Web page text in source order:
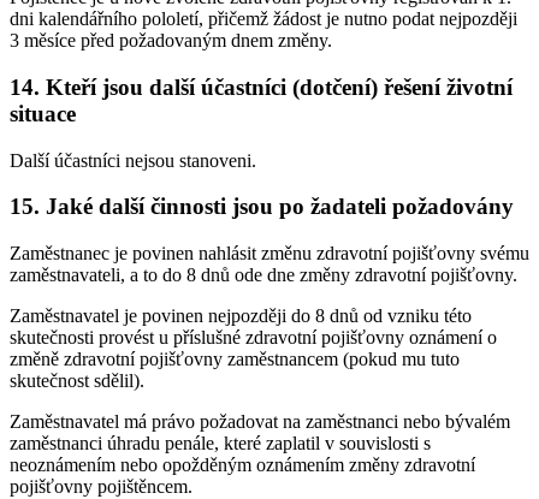
dni kalendářního pololetí, přičemž žádost je nutno podat nejpozději
3 měsíce před požadovaným dnem změny.
14. Kteří jsou další účastníci (dotčení) řešení životní
situace
Další účastníci nejsou stanoveni.
15. Jaké další činnosti jsou po žadateli požadovány
Zaměstnanec je povinen nahlásit změnu zdravotní pojišťovny svému
zaměstnavateli, a to do 8 dnů ode dne změny zdravotní pojišťovny.
Zaměstnavatel je povinen nejpozději do 8 dnů od vzniku této
skutečnosti provést u příslušné zdravotní pojišťovny oznámení o
změně zdravotní pojišťovny zaměstnancem (pokud mu tuto
skutečnost sdělil).
Zaměstnavatel má právo požadovat na zaměstnanci nebo bývalém
zaměstnanci úhradu penále, které zaplatil v souvislosti s
neoznámením nebo opožděným oznámením změny zdravotní
pojišťovny pojištěncem.